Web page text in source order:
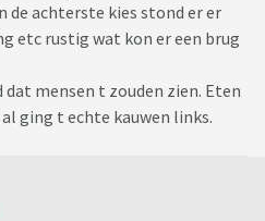
de achterste kies stond er er
etc rustig wat kon er een brug
mensen t zouden zien. Eten
ging t echte kauwen links.